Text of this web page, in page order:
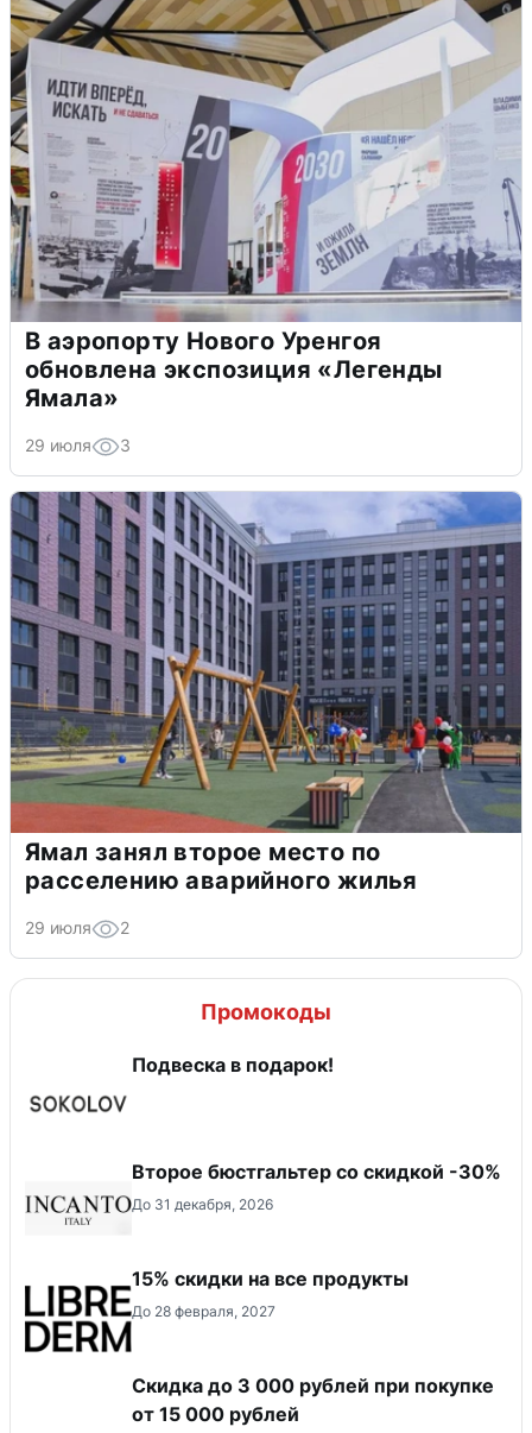
В аэропорту Нового Уренгоя
обновлена экспозиция «Легенды
Ямала»
29 июля 3
Ямал занял второе место по
расселению аварийного жилья
29 июля 2
Промокоды
Подвеска в подарок!
Второе бюстгальтер со скидкой -30%
До 31 декабря, 2026
15% скидки на все продукты
До 28 февраля, 2027
Скидка до 3 000 рублей при покупке
от 15 000 рублей